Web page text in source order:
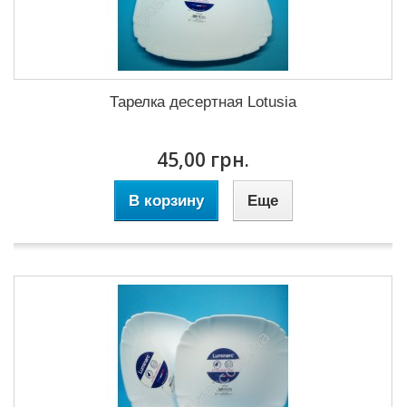
Тарелка десертная Lotusia
45,00 грн.
В корзину Еще